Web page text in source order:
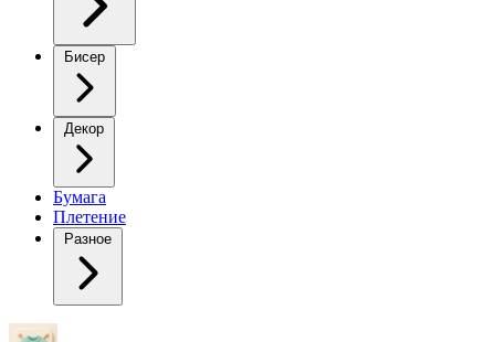
Бисер
Декор
Бумага
Плетение
Разное